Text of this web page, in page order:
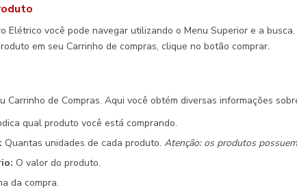
Elétrico você pode navegar utilizando o Menu Superior e a
em seu Carrinho de compras, clique no botão comprar.
Carrinho de Compras. Aqui você obtém diversas informações
qual produto você está comprando.
Quantas unidades de cada produto. Atenção: os produtos
O valor do produto.
da compra.